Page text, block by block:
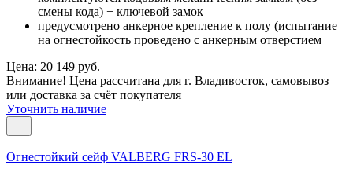
смены кода) + ключевой замок
предусмотрено анкерное крепление к полу (испытание
на огнестойкость проведено с анкерным отверстием
Цена: 20 149 руб.
Внимание! Цена рассчитана для г. Владивосток, самовывоз
или доставка за счёт покупателя
Уточнить наличие
Огнестойкий сейф VALBERG FRS-30 EL